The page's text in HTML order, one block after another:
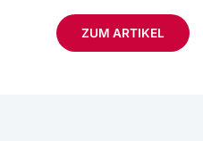
ZUM ARTIKEL